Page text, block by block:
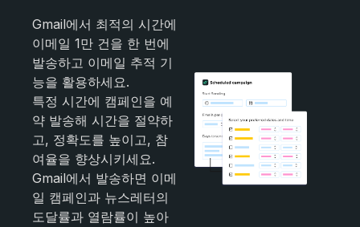
Gmail에서 최적의 시간에
이메일 1만 건을 한 번에
발송하고 이메일 추적 기
능을 활용하세요.
특정 시간에 캠페인을 예
약 발송해 시간을 절약하
고, 정확도를 높이고, 참
여율을 향상시키세요.
Gmail에서 발송하면 이메
일 캠페인과 뉴스레터의
도달률과 열람률이 높아